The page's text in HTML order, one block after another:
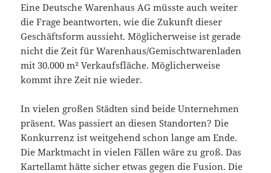
Eine Deutsche Warenhaus AG müsste auch weiter
die Frage beantworten, wie die Zukunft dieser
Geschäftsform aussieht. Möglicherweise ist gerade
nicht die Zeit für Warenhaus/Gemischtwarenladen
mit 30.000 m² Verkaufsfläche. Möglicherweise
kommt ihre Zeit nie wieder.
In vielen großen Städten sind beide Unternehmen
präsent. Was passiert an diesen Standorten? Die
Konkurrenz ist weitgehend schon lange am Ende.
Die Marktmacht in vielen Fällen wäre zu groß. Das
Kartellamt hätte sicher etwas gegen die Fusion. Die